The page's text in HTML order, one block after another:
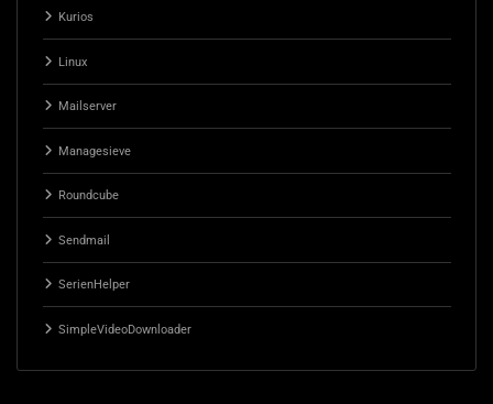
Kurios
Linux
Mailserver
Managesieve
Roundcube
Sendmail
SerienHelper
SimpleVideoDownloader